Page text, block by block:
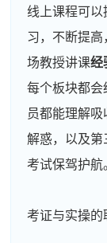
线上课程可
习，不断提
场教授讲课经
每个板块都
员都能理解
解惑，以及第
考试保驾护航
考证与实操的